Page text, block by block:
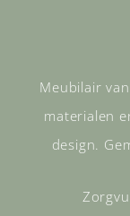
Meubilair
materialen
design.